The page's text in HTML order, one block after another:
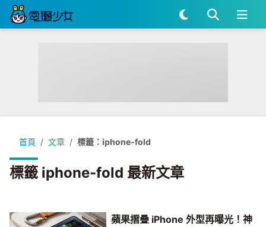
首頁 文章 標籤：iphone-fold
標籤 iphone-fold 最新文章
蘋果摺疊 iPhone 外型再曝光！神